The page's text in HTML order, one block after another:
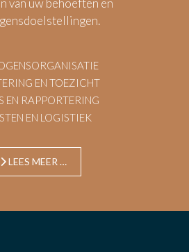
van uw behoeften en
EN TOEZICHT
EN RAPPORTERING
EN LOGISTIEK
LEES MEER …